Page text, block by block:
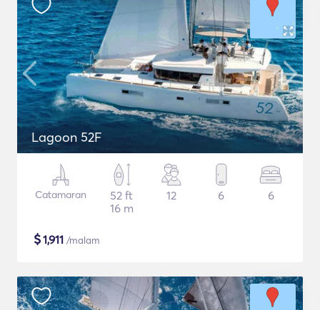
Lagoon 52F
Catamaran
52 ft
16 m
12 6 6
$1,911 /malam